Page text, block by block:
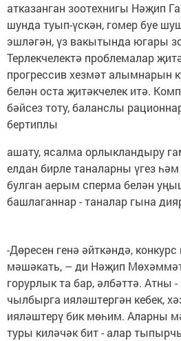
атказанган зоотехнигы Нәҗип
шунда туып-үскән, гомер буе
эшләгән, үз вакытында югары
Терлекчелектә проблемалар
прогрессив хезмәт алымнарын
белән оста җитәкчелек итә.
бәйсез тоту, баланслы
бертиплы
ашату, ясалма орлыкландыру
елдан бирле таналарны үгез
булган аерым сперма белән
башлаганнар - таналар гына
-Дөресен генә әйткәндә,
мәшәкать, – ди Нәҗип
горурлык та бар, әлбәттә. Атны
чылбырга ияләштергән кебек,
ияләштерү бик мөһим. Аларны
туры киләчәк бит - алар